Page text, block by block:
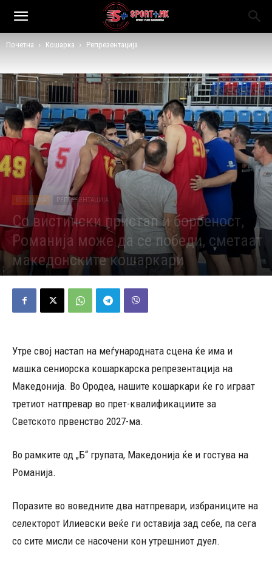
Почетна Кошарка Репрезентација
КОШАРКА РЕПРЕЗЕНТАЦИЈА
Со вистински пристап и борбеност,
Романија може да се победи, сметаат
македонските кошаркари
Објавено од Д.Т. - 12/08/2025 530
Утре свој настап на меѓународната сцена ќе има и
машка сениорска кошаркарска репрезентација на
Македонија. Во Ородеа, нашите кошаркари ќе го играат
третиот натпревар во прет-квалификациите за
Светското првенство 2027-ма.
Во рамките од „Б“ групата, Македонија ќе и гостува на
Романија.
Поразите во воведните два натпревари, избраниците на
селекторот Илиевски веќе ги оставија зад себе, па сега
со сите мисли се насочени кон утрешниот дуел.